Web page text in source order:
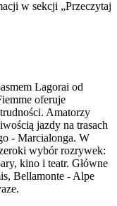
w sekcji „Przeczytaj
Lagorai od
oferuje
Amatorzy
jazdy na trasach
- Marcialonga. W
wybór rozrywek:
kino i teatr. Główne
Bellamonte - Alpe